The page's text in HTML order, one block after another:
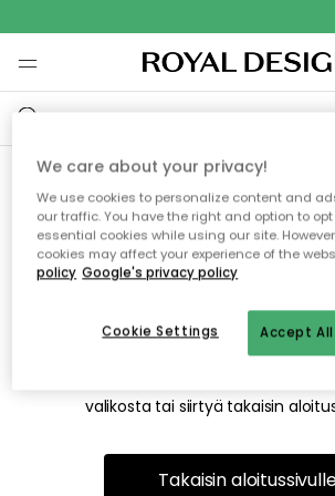
Emme
etsimääsi
Tämä voi johtua siitä, että sivua ei enää
on siirretty muualle. Pahoittelemme
valikosta tai siirtyä takaisin
Takaisin
We care about your privacy!
We use cookies to personalize content and
our traffic. You have the right and option to
essential cookies while using our site.
cookies may affect your experience of the
policy Google's privacy policy
Accept
Cookie Settings